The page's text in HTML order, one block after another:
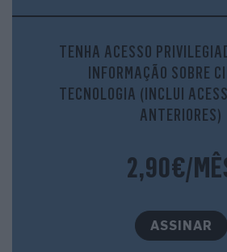
longe de ser o mais simpático para
passamos muito tempo a segurar
é descabido para o tamanhão
TENHA ACESSO
INFORMAÇÃO SOBRE
TECNOLOGIA (INCLUI
ANTERIORES)
2,90€/
ASSINAR